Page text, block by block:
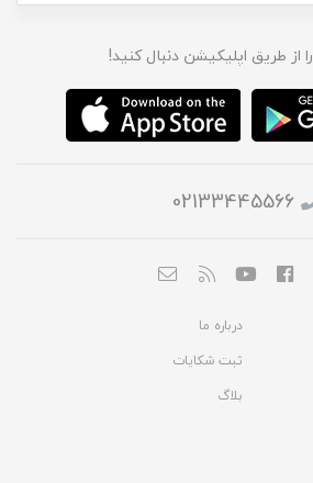
از طریق اپلیکیشن دنبال کنید!
02133445566
درباره ما
ثبت شکایات
بلاگ